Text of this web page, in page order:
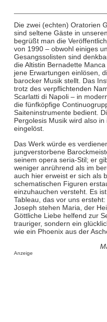
Die zwei (echten) Oratorien
sind seltene Gäste in
begrüßt man die
von 1990 – obwohl einiges
Gesangssolisten sind
die Altistin Bernadette
jene Erwartungen einlösen,
barocker Musik stellt. Das
trotz des verpflichtenden
Scarlatti di Napoli – in
die fünfköpfige
Saiteninstrumente bedient.
Pergolesis Musik wird also
eingelöst.
Das Werk würde es
jungverstorbene
seinem opera seria-Stil; er
weniger anrührend als im
auch hier erweist er sich als
schematischen Figuren
einzuhauchen versteht. Es
Tableau, das vor uns
Joseph stehen Maria, der
Göttliche Liebe helfend zur
trauriger, sondern ein
wie ein Phoenix aus der
Anzeige